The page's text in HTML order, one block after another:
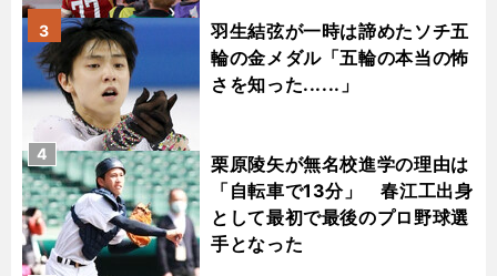
羽生結弦が一時は諦めたソチ五
輪の金メダル「五輪の本当の怖
さを知った......」
3
栗原陵矢が無名校進学の理由は
「自転車で13分」 春江工出身
として最初で最後のプロ野球選
手となった
4